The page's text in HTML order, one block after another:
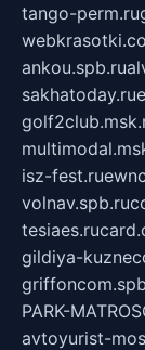
tango-perm.ru
ankou.spb.ru
sakhatoday.ru
isz-fest.ru
volnav.spb.ru
tesiaes.ru
gildiya-
PARK-
avtoyurist-